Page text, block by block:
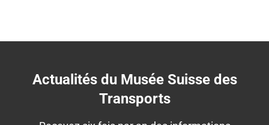
Actualités du Musée Suisse des
Transports